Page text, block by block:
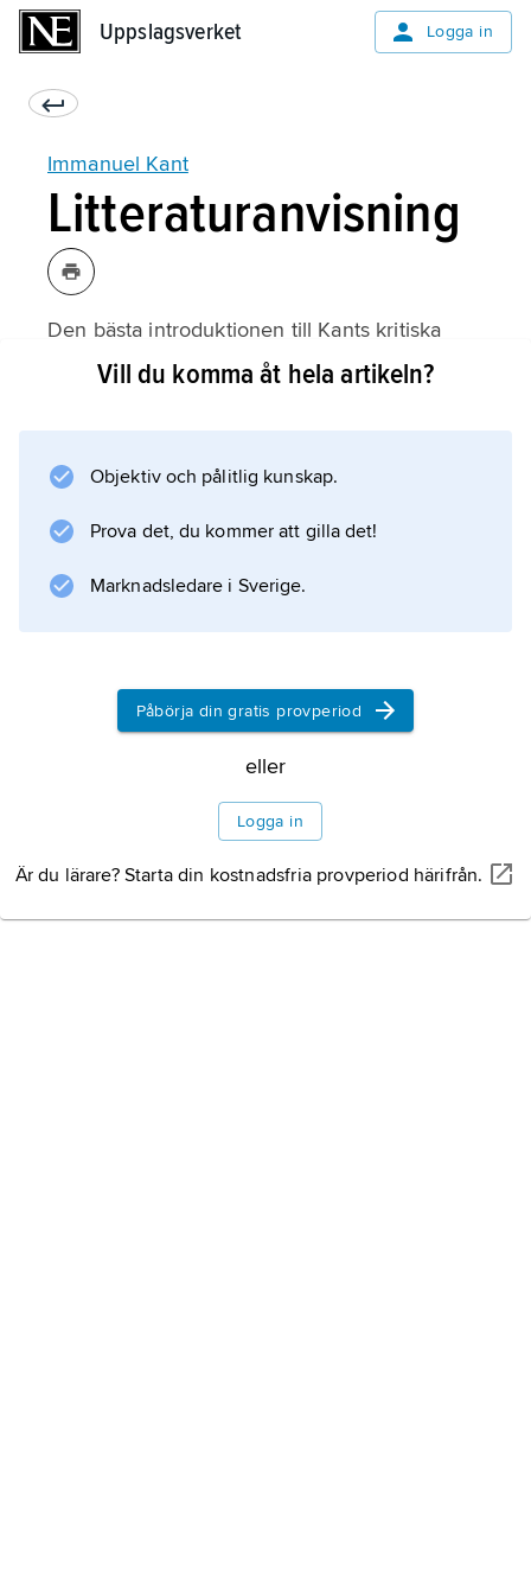
Uppslagsverket Logga in
Immanuel Kant
Litteraturanvisning
Den bästa introduktionen till Kants kritiska
filosofi är Kants egna kortfattade skrifter,
Grundlegung zur Metaphysik der Sitten
(1785), tillsammans med den av honom själv
Erste
Information om artikeln
Vill du komma åt hela artikeln?
Objektiv och pålitlig kunskap.
Prova det, du kommer att gilla det!
Marknadsledare i Sverige.
Påbörja din gratis provperiod
eller
Logga in
Är du lärare? Starta din kostnadsfria provperiod härifrån.